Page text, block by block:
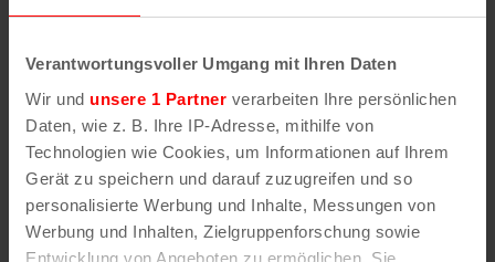
Verantwortungsvoller Umgang mit Ihren Daten
Wir und unsere 1 Partner verarbeiten Ihre persönlichen
Daten, wie z. B. Ihre IP-Adresse, mithilfe von
Technologien wie Cookies, um Informationen auf Ihrem
Gerät zu speichern und darauf zuzugreifen und so
personalisierte Werbung und Inhalte, Messungen von
Werbung und Inhalten, Zielgruppenforschung sowie
Entwicklung von Angeboten zu ermöglichen. Sie
Darstellung des RVR-Kartenwerks
Stadtplanwerk
erhältst Du unsere koeln.de-Karte mit vielen
weiteren Details wie z.B. Hausnummern.
Unser Stadtplan basiert auf Daten des
OpenStreetMap
-Projekts (
© OpenStreetMap
Mitwirkende
) und von OpenCycleMap.org